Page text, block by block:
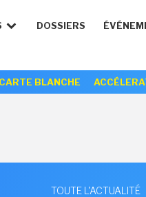
DOSSIERS
CARTE BLANCHE
TOUTE L'ACTUALITÉ